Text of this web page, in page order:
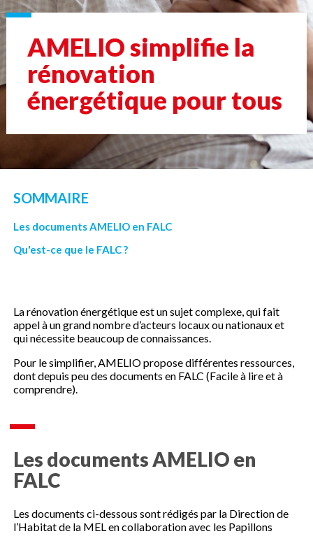
AMELIO simplifie la
rénovation
énergétique pour tous
SOMMAIRE
Les documents AMELIO en FALC
Qu'est-ce que le FALC ?
La rénovation énergétique est un sujet complexe, qui fait
appel à un grand nombre d’acteurs locaux ou nationaux et
qui nécessite beaucoup de connaissances.
Pour le simplifier, AMELIO propose différentes ressources,
dont depuis peu des documents en FALC (Facile à lire et à
comprendre).
Les documents AMELIO en
FALC
Les documents ci-dessous sont rédigés par la Direction de
l’Habitat de la MEL en collaboration avec les Papillons